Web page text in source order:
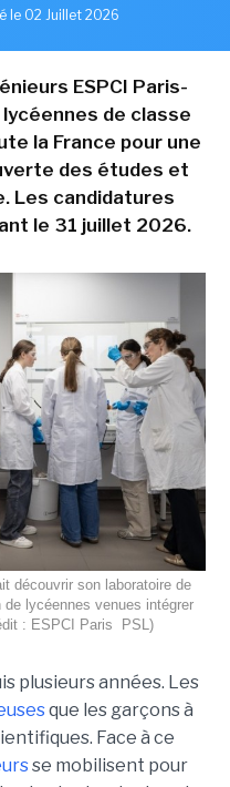
le 02 Juillet 2026
ESPCI Paris-
de classe
la France pour une
des études et
Les candidatures
le 31 juillet 2026.
découvrir son laboratoire de
de lycéennes venues intégrer
: ESPCI Paris  PSL)
plusieurs années. Les
que les garçons à
Face à ce
se mobilisent pour